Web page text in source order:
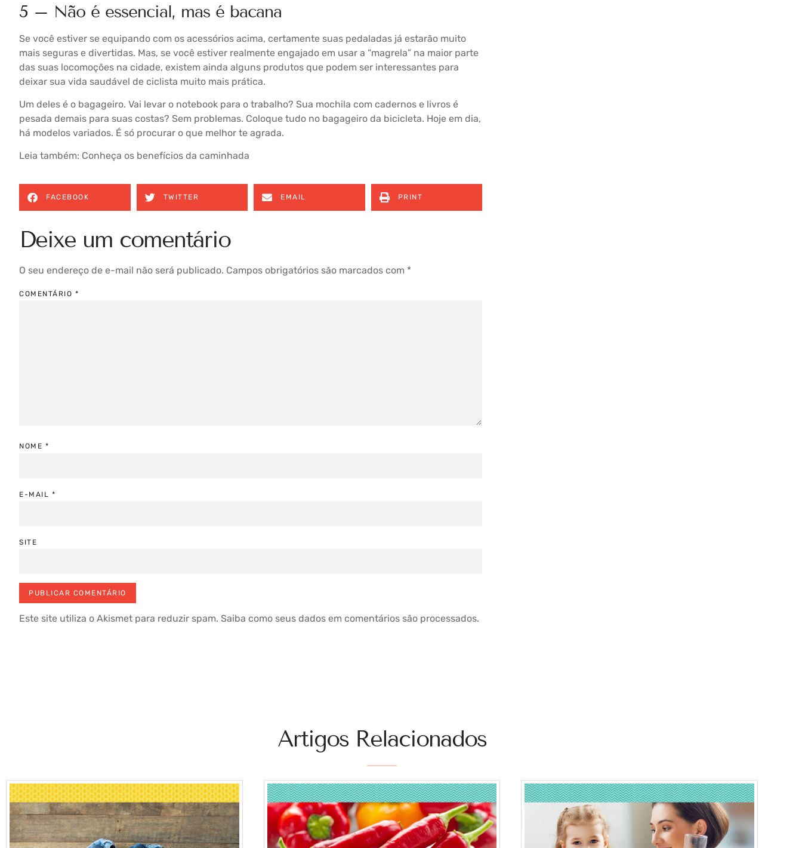
5 – Não é essencial, mas é bacana
Se você estiver se equipando com os acessórios acima, certamente suas pedaladas já estarão muito
mais seguras e divertidas. Mas, se você estiver realmente engajado em usar a “magrela” na maior parte
das suas locomoções na cidade, existem ainda alguns produtos que podem ser interessantes para
deixar sua vida saudável de ciclista muito mais prática.
Um deles é o bagageiro. Vai levar o notebook para o trabalho? Sua mochila com cadernos e livros é
pesada demais para suas costas? Sem problemas. Coloque tudo no bagageiro da bicicleta. Hoje em dia,
há modelos variados. É só procurar o que melhor te agrada.
Leia também: Conheça os benefícios da caminhada
FACEBOOK TWITTER EMAIL PRINT
Deixe um comentário
O seu endereço de e-mail não será publicado. Campos obrigatórios são marcados com *
COMENTÁRIO *
NOME *
E-MAIL *
SITE
Este site utiliza o Akismet para reduzir spam. Saiba como seus dados em comentários são processados.
Artigos Relacionados